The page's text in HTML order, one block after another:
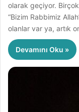
olarak geçiyor.
“Bizim Rabbimiz
olanlar var ya, artık
Devamını Oku »